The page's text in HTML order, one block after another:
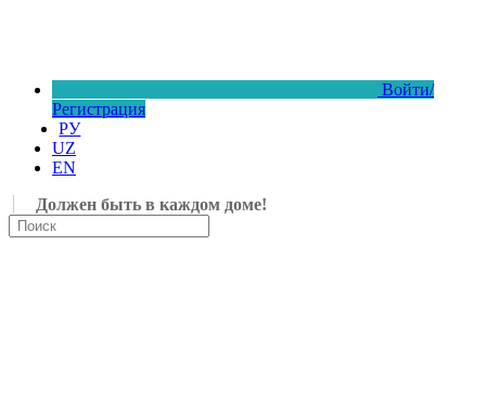
Войти/
Регистрация
РУ
UZ
EN
Должен быть в каждом доме!